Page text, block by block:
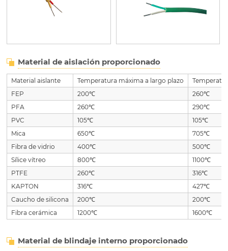
Material de aislación proporcionado
Material aislante Temperatura máxima a largo plazo
FEP
200℃
260℃
PFA
260℃
290℃
PVC
105℃
105℃
Mica
650℃
705℃
Fibra de vidrio
400℃
500℃
Sílice vítreo
800℃
1100℃
PTFE
260℃
316℃
KAPTON
316℃
427℃
Caucho de silicona
200℃
200℃
Fibra cerámica
1200℃ 1600℃
Material de blindaje interno proporcionado